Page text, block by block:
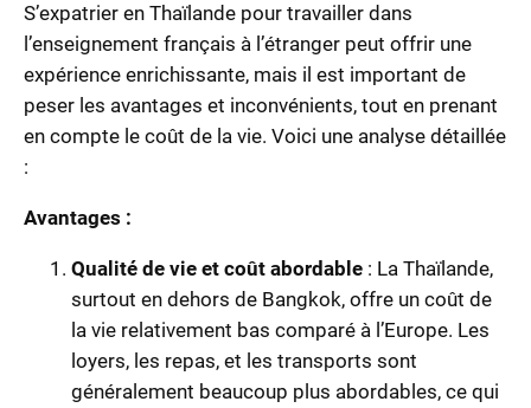
S’expatrier en Thaïlande pour travailler dans
l’enseignement français à l’étranger peut offrir une
expérience enrichissante, mais il est important de
peser les avantages et inconvénients, tout en prenant
en compte le coût de la vie. Voici une analyse détaillée
:
Avantages :
Qualité de vie et coût abordable : La Thaïlande,
surtout en dehors de Bangkok, offre un coût de
la vie relativement bas comparé à l’Europe. Les
loyers, les repas, et les transports sont
généralement beaucoup plus abordables, ce qui